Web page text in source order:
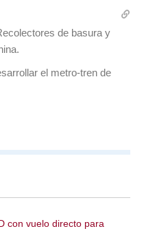
de basura y
el metro-tren de
con vuelo directo para